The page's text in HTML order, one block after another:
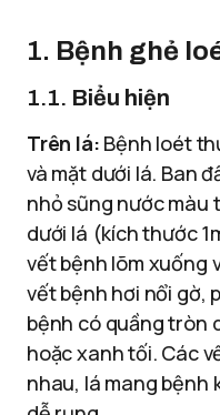
1. Bệnh ghẻ
1.1. Biểu hiện
Trên lá: Bệnh loét
và mặt dưới lá. Ban
nhỏ sũng nước màu
dưới lá (kích thước
vết bệnh lõm xuống
vết bệnh hơi nổi gờ,
bệnh có quầng tròn
hoặc xanh tối. Các
nhau, lá mang bệnh